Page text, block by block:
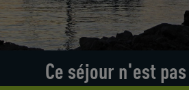
Ce séjour n'est